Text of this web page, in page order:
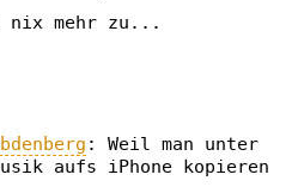
nix mehr zu...
: Weil man unter
aufs iPhone kopieren